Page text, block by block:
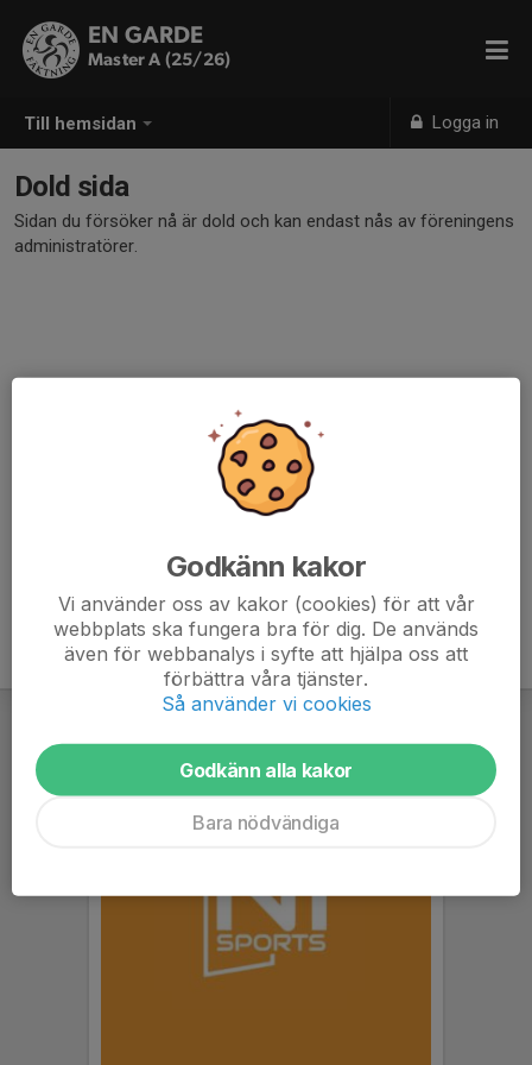
Till hemsidan Logga in
EN GARDE
Master A (25/26)
Dold sida
Sidan du försöker nå är dold och kan endast nås av föreningens
administratörer.
Godkänn kakor
Vi använder oss av kakor (cookies) för att vår
webbplats ska fungera bra för dig. De används
även för webbanalys i syfte att hjälpa oss att
förbättra våra tjänster.
Så använder vi cookies
Godkänn alla kakor
Bara nödvändiga